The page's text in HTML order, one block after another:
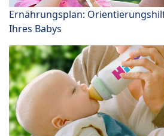
Ernährungsplan:
Ihres Babys